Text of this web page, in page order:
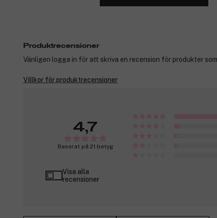
Produktrecensioner
Vänligen logga in för att skriva en recension för produkter
Villkor för produktrecensioner
4,7
Baserat på 21 betyg
Visa alla
recensioner